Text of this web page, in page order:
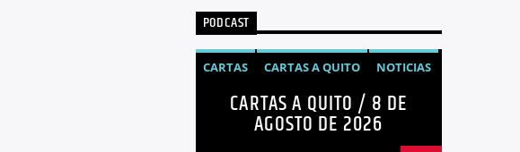
PODCAST
CARTAS CARTAS A QUITO
NOTICIAS
OPINIÓNCARTAS A QUITO / 8 DE
AGOSTO DE 2026